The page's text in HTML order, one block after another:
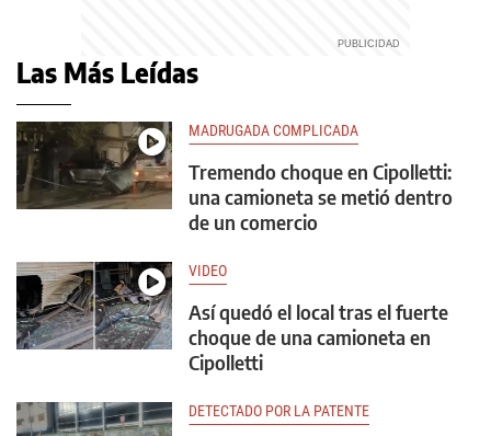
Las Más Leídas
MADRUGADA COMPLICADA
Tremendo choque en Cipolletti:
una camioneta se metió dentro
de un comercio
VIDEO
Así quedó el local tras el fuerte
choque de una camioneta en
Cipolletti
DETECTADO POR LA PATENTE